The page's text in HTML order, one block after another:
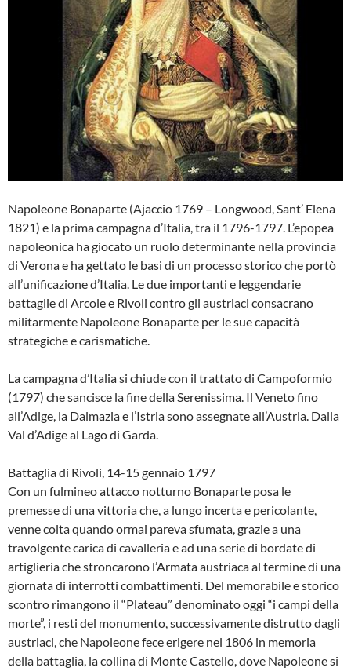
Napoleone Bonaparte (Ajaccio 1769 – Longwood, Sant’ Elena
1821) e la prima campagna d’Italia, tra il 1796-1797. L’epopea
napoleonica ha giocato un ruolo determinante nella provincia
di Verona e ha gettato le basi di un processo storico che portò
all’unificazione d’Italia. Le due importanti e leggendarie
battaglie di Arcole e Rivoli contro gli austriaci consacrano
militarmente Napoleone Bonaparte per le sue capacità
strategiche e carismatiche.
La campagna d’Italia si chiude con il trattato di Campoformio
(1797) che sancisce la fine della Serenissima. Il Veneto fino
all’Adige, la Dalmazia e l’Istria sono assegnate all’Austria. Dalla
Val d’Adige al Lago di Garda.
Battaglia di Rivoli, 14-15 gennaio 1797
Con un fulmineo attacco notturno Bonaparte posa le
premesse di una vittoria che, a lungo incerta e pericolante,
venne colta quando ormai pareva sfumata, grazie a una
travolgente carica di cavalleria e ad una serie di bordate di
artiglieria che stroncarono l’Armata austriaca al termine di una
giornata di interrotti combattimenti. Del memorabile e storico
scontro rimangono il “Plateau” denominato oggi “i campi della
morte”, i resti del monumento, successivamente distrutto dagli
austriaci, che Napoleone fece erigere nel 1806 in memoria
della battaglia, la collina di Monte Castello, dove Napoleone si